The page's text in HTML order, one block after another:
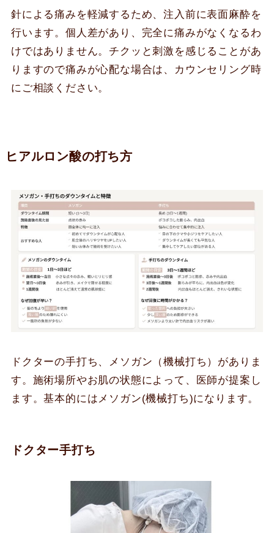
針による痛みを軽減するため、注入前に表面麻酔を
行います。個人差があり、完全に痛みがなくなるわ
けではありません。チクッと刺激を感じることがあ
りますので痛みが心配な場合は、カウンセリング時
にご相談ください。
ヒアルロン酸の打ち方
ドクターの手打ち、メソガン（機械打ち）がありま
す。施術場所やお肌の状態によって、医師が提案し
ます。基本的にはメソガン(機械打ち)になります。
ドクター手打ち